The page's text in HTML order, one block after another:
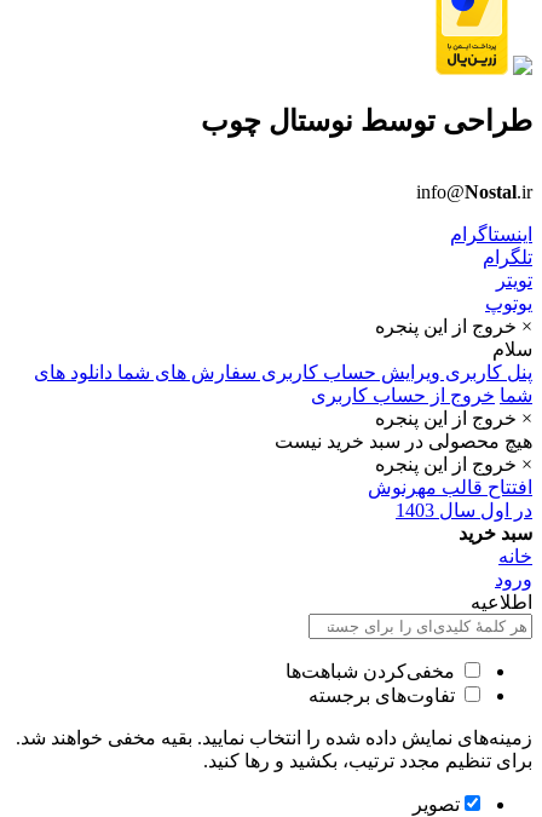
طراحی توسط نوستال چوب
info@Nostal.ir
اینستاگرام
تلگرام
تویتر
یوتوپ
× خروج از این پنجره
سلام
پنل کاربری ویرایش حساب کاربری سفارش های شما دانلود های
شما خروج از حساب کاربری
× خروج از این پنجره
هیچ محصولی در سبد خرید نیست
× خروج از این پنجره
افتتاح قالب مهرنوش
در اول سال 1403
سبد خرید
خانه
ورود
اطلاعیه
مخفی‌کردن شباهت‌ها
تفاوت‌های برجسته
زمینه‌های نمایش داده شده را انتخاب نمایید. بقیه مخفی خواهند شد.
برای تنظیم مجدد ترتیب، بکشید و رها کنید.
تصویر